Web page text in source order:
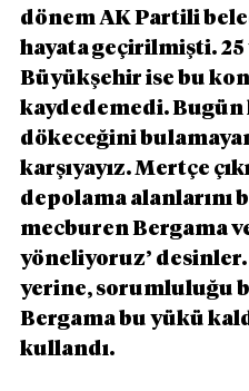
dönem AK Partili
hayata geçirilmişti.
Büyükşehir ise bu
kaydedemedi.
dökeceğini
karşıyayız. Mertçe
depolama alanlarını
mecburen Bergama
yöneliyoruz’
yerine, sorumluluğu
Bergama bu yükü
kullandı.